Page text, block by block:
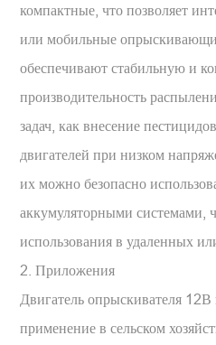
компактные, что позволяет
или мобильные
обеспечивают стабильную и
производительность
задач, как внесение
двигателей при низком
их можно безопасно
аккумуляторными системами,
использования в удаленных
2. Приложения
Двигатель опрыскивателя
применение в сельском